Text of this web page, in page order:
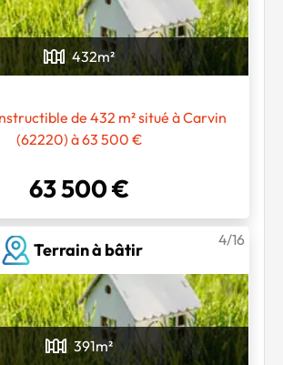
432m²
de 432 m² situé à Carvin
(62220) à 63 500 €
63 500 €
Terrain à bâtir
4/16
391m²